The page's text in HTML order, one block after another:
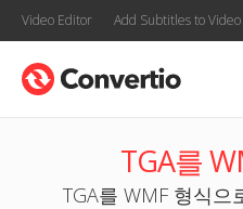
Video Editor Add Subtitles to Video
TGA를
TGA를 WMF 형식